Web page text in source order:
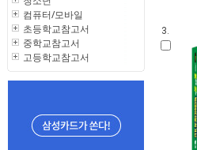
컴퓨터/모바일
초등학교참고서
중학교참고서
고등학교참고서
3.